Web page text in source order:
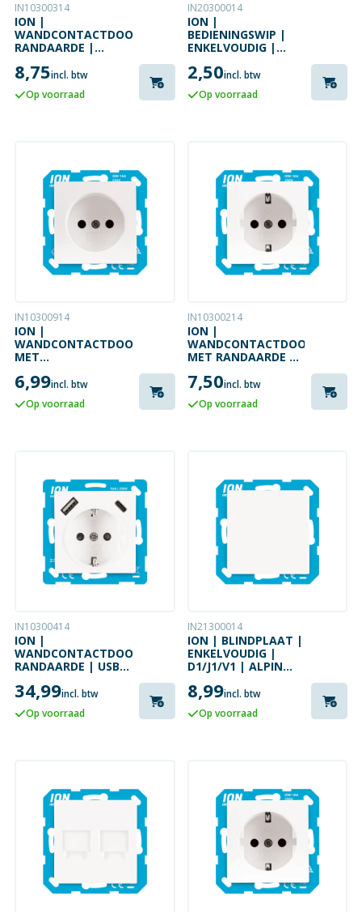
IN10300314
ION |
WANDCONTACTDOOS
RANDAARDE |
KINDERBEVEILIGING
| D1/J1/DV |
GLANZEND WIT
8,75incl. btw
Op voorraad
IN20300014
ION |
BEDIENINGSWIP |
ENKELVOUDIG |
GLANZEND WIT
2,50incl. btw
Op voorraad
IN10300914
ION |
WANDCONTACTDOOS
MET
ZONDER
RANDAARDE |
D1/J1/V1 |
6,99incl. btw
Op voorraad
IN10300214
ION |
WANDCONTACTDOOS
MET RANDAARDE EN
| D1/J1/V1 |
GLANZEND WIT
7,50incl. btw
Op voorraad
IN10300414
ION |
WANDCONTACTDOOS
RANDAARDE | USB-
KINDERBEVEILIGING
GLANZEND WIT
34,99incl. btw
Op voorraad
IN21300014
ION | BLINDPLAAT |
ENKELVOUDIG |
D1/J1/V1 | ALPIN
8,99incl. btw
Op voorraad